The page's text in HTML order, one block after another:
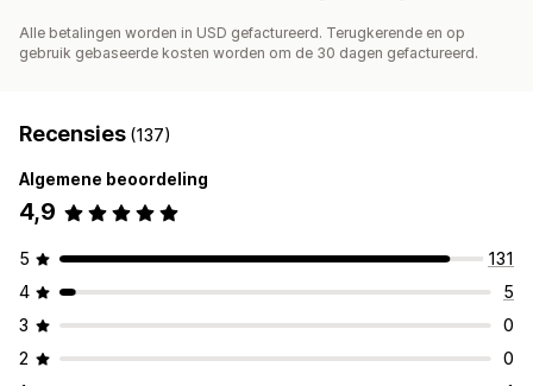
Alle betalingen worden in USD gefactureerd. Terugkerende en op
gebruik gebaseerde kosten worden om de 30 dagen gefactureerd.
Recensies (137)
Algemene beoordeling
4,9
5
131
4
5
3
0
2
0